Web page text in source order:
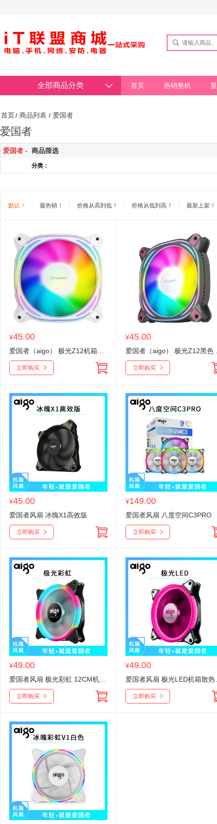
全部商品分类 首页 热销整机
首页 / 商品列表 / 爱国者
爱国者
爱国者 - 商品筛选
分类：
默认 ↑ 最热销 ↑ 价格从高到低 ↑ 价格从低到高 ↑ 最新上架 ↑
¥45.00
立即购买
¥45.00
立即购买
¥45.00
爱国者风扇 冰魄X1高效版
立即购买
¥149.00
爱国者风扇 八度空间C3PRO
立即购买
¥49.00
立即购买
¥49.00
立即购买